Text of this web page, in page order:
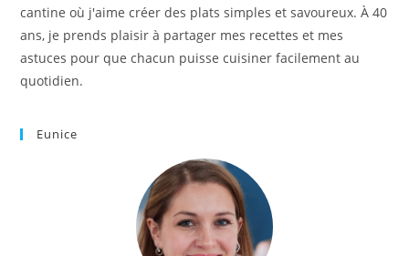
cantine où j'aime créer des plats simples et savoureux. À 40
ans, je prends plaisir à partager mes recettes et mes
astuces pour que chacun puisse cuisiner facilement au
quotidien.
Eunice